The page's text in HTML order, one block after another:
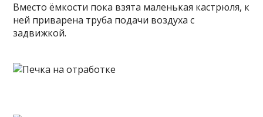
Вместо ёмкости пока взята маленькая кастрюля, к
ней приварена труба подачи воздуха с
задвижкой.